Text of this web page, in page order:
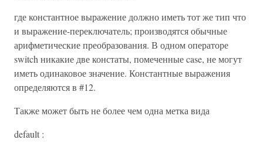
где константное выражение должно иметь тот же тип что
и выражение-переключатель; производятся обычные
арифметические преобразования. В одном операторе
switch никакие две констаты, помеченные case, не могут
иметь одинаковое значение. Константные выражения
определяются в #12.
Также может быть не более чем одна метка вида
default :